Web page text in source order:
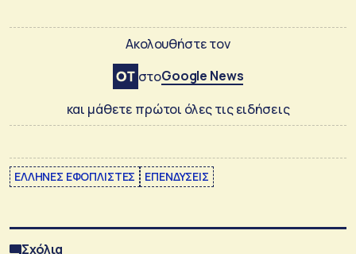
Ακολουθήστε τον
στοGoogle News
και μάθετε πρώτοι όλες τις ειδήσεις
ΕΛΛΗΝΕΣ ΕΦΟΠΛΙΣΤΕΣ ΕΠΕΝΔΥΣΕΙΣ
Σχόλια